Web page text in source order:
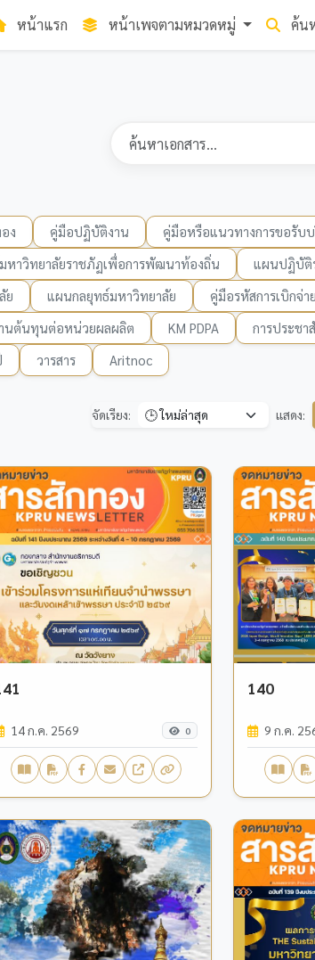
หน้าแรก หน้าเพจตามหมวดหมู่ ค้น
ง คู่มือปฏิบัติงาน
คู่มือหรือแนวทางการขอรับบ
หาวิทยาลัยราชภัฏเพื่อการพัฒนาท้องถิ่น
แผนปฏิบัติ
ย แผนกลยุทธ์มหาวิทยาลัย
คู่มือรหัสการเบิกจ่
านต้นทุนต่อหน่วยผลผลิต KM PDPA การประช
วารสาร Aritnoc
จัดเรียง: แสดง:
14 ก.ค. 2569 0
140
9 ก.ค.